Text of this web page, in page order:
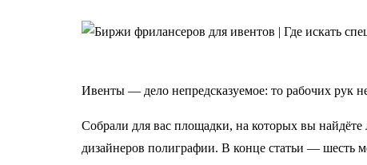
Ивенты — дело непредсказуемое: то рабочих рук
Собрали для вас площадки, на которых вы найдёте
дизайнеров полиграфии. В конце статьи — шесть